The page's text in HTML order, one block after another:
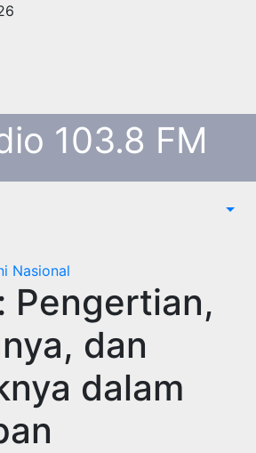
103.8 FM
Nasional
Pengertian,
dan
dalam